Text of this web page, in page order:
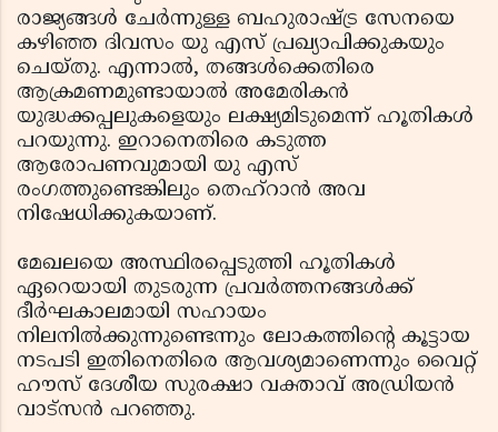
രാജ്യങ്ങള്‍ ചേര്‍ന്നുള്ള ബഹുരാഷ്ട്ര സേനയെ
കഴിഞ്ഞ ദിവസം യു എസ് പ്രഖ്യാപിക്കുകയും
ചെയ്തു. എന്നാല്‍, തങ്ങള്‍ക്കെതിരെ
ആക്രമണമുണ്ടായാല്‍ അമേരികന്‍
യുദ്ധക്കപ്പലുകളെയും ലക്ഷ്യമിടുമെന്ന് ഹൂതികള്‍
പറയുന്നു. ഇറാനെതിരെ കടുത്ത
ആരോപണവുമായി യു എസ്
രംഗത്തുണ്ടെങ്കിലും തെഹ്‌റാന്‍ അവ
നിഷേധിക്കുകയാണ്.
മേഖലയെ അസ്ഥിരപ്പെടുത്തി ഹൂതികള്‍
ഏറെയായി തുടരുന്ന പ്രവര്‍ത്തനങ്ങള്‍ക്ക്
ദീര്‍ഘകാലമായി സഹായം
നിലനില്‍ക്കുന്നുണ്ടെന്നും ലോകത്തിന്റെ കൂട്ടായ
നടപടി ഇതിനെതിരെ ആവശ്യമാണെന്നും വൈറ്റ്
ഹൗസ് ദേശീയ സുരക്ഷാ വക്താവ് അഡ്രിയന്‍
വാട്‌സന്‍ പറഞ്ഞു.